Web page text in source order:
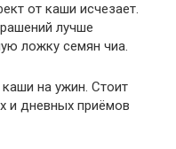
от каши исчезает.
лучше
ложку семян чиа.
на ужин. Стоит
и дневных приёмов